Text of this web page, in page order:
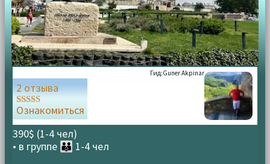
Гид:Guner Akpinar
390$ (1-4 чел)
• в группе 👪 1-4 чел
2 отзыва
Оценка
5.00
из 5
Ознакомиться